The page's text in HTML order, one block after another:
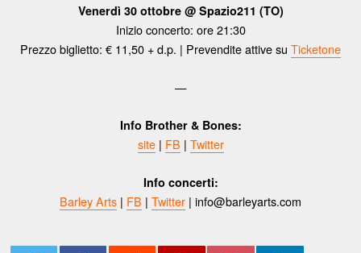
Venerdì 30 ottobre @ Spazio211 (TO)
Inizio concerto: ore 21:30
Prezzo biglietto: € 11,50 + d.p. | Prevendite attive su Ticketone
—
Info Brother & Bones:
site | FB | Twitter
Info concerti:
Barley Arts | FB | Twitter | info@barleyarts.com